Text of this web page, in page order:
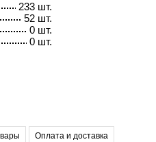
233 шт.
52 шт.
0 шт.
0 шт.
Оплата и доставка